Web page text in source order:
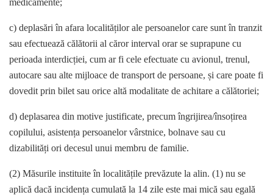
medicamente;
c) deplasări în afara localităților ale persoanelor care sunt în tranzit
sau efectuează călătorii al căror interval orar se suprapune cu
perioada interdicției, cum ar fi cele efectuate cu avionul, trenul,
autocare sau alte mijloace de transport de persoane, și care poate fi
dovedit prin bilet sau orice altă modalitate de achitare a călătoriei;
d) deplasarea din motive justificate, precum îngrijirea/însoțirea
copilului, asistența persoanelor vârstnice, bolnave sau cu
dizabilități ori decesul unui membru de familie.
(2) Măsurile instituite în localitățile prevăzute la alin. (1) nu se
aplică dacă incidența cumulată la 14 zile este mai mică sau egală